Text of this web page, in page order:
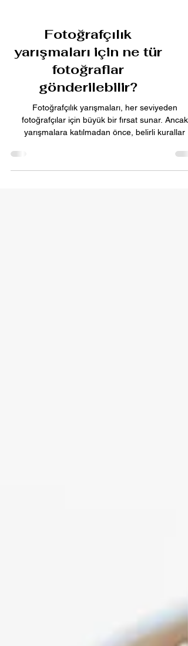
Fotoğrafçılık
yarışmaları için ne tür
fotoğraflar
gönderilebilir?
Fotoğrafçılık yarışmaları, her seviyeden
yarışmalara katılmadan önce, belirli kurallar